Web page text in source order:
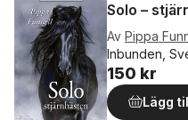
Solo –
Av Pippa
Inbunden,
150 kr
Lägg